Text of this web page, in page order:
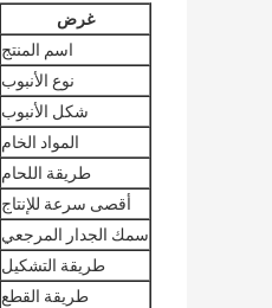
غرض
اسم المنتج
نوع الأنبوب
شكل الأنبوب
المواد الخام
طريقة اللحام
أقصى سرعة للإنتاج
سمك الجدار المرجعي
طريقة التشكيل
طريقة القطع